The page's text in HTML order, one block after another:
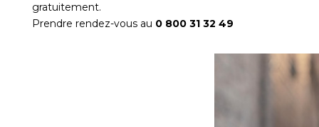
gratuitement.
Prendre rendez-vous au 0 800 31 32 49